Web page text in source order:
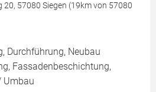
20, 57080 Siegen (19km von 57080
Durchführung, Neubau
Fassadenbeschichtung,
Umbau